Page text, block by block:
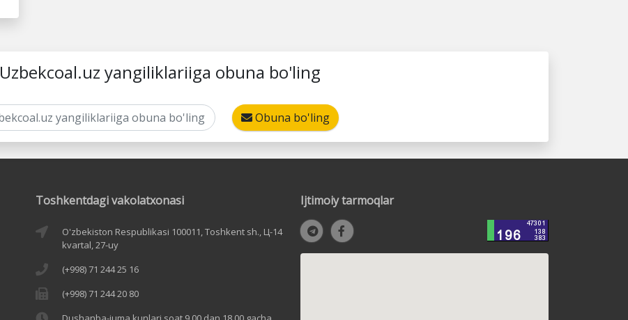
Uzbekcoal.uz yangiliklariiga obuna bo'ling
Obuna bo'ling
Toshkentdagi vakolatxonasi
O'zbekiston Respublikasi 100011, Toshkent sh., Ц-14
kvartal, 27-uy
(+998) 71 244 25 16
(+998) 71 244 20 80
Ijtimoiy tarmoqlar